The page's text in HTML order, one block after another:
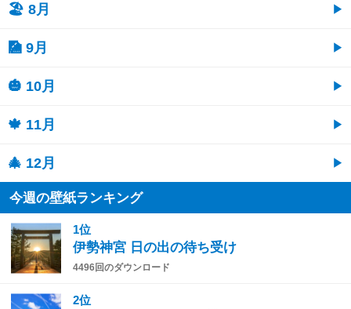
🏖 8月
🎑 9月
🎃 10月
🍁 11月
🎄 12月
今週の壁紙ランキング
1位
伊勢神宮 日の出の待ち受け
4496回のダウンロード
2位